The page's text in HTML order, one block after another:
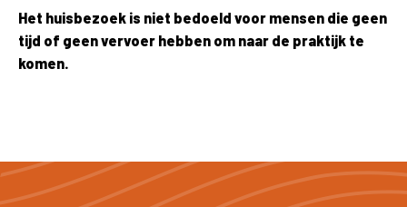
Het huisbezoek is niet bedoeld voor mensen die geen
tijd of geen vervoer hebben om naar de praktijk te
komen.